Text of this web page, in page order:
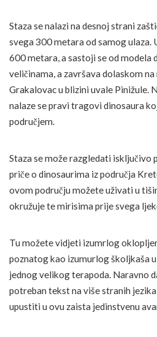
Staza se nalazi na desnoj strani
svega 300 metara od samog ulaza.
600 metara, a sastoji se od modela
veličinama, a završava dolaskom
Grakalovac u blizini uvale Pinižule.
nalaze se pravi tragovi dinosaura
područjem.
Staza se može razgledati isključivo
priče o dinosaurima iz područja
ovom području možete uživati u
okružuje te mirisima prije svega
Tu možete vidjeti izumrlog
poznatog kao izumurlog školjkaša
jednog velikog terapoda. Naravno
potreban tekst na više stranih
upustiti u ovu zaista jedinstvenu